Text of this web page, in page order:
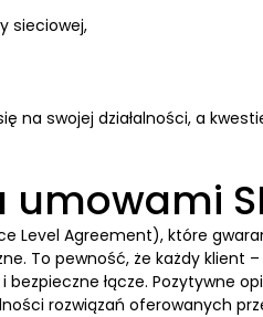
sieciowej,
na swojej działalności, a
Level Agreement), które
To pewność, że każdy klient
łącze. Pozytywne
rozwiązań oferowanych